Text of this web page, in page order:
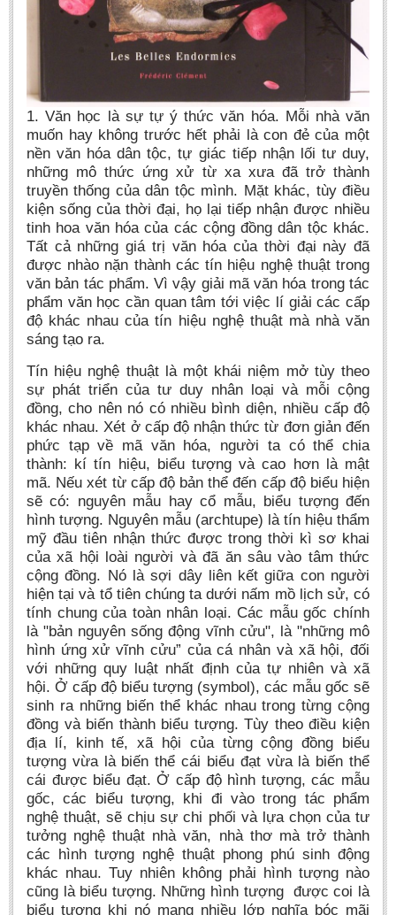
Undergraduate: Regular Degree
Undergraduate: Honor Degree
LITERARY WRITINGS & TRANSLATING
RESEARCH
Sinology & Nom
Linguistics
Vietnamese Folk Culture
Literary Theory & Criticism
Vietnamese Literature
Foreign Literatures & Comparative Literature
Theater and Film
Education
BA, MA, PhD. Theses
CONFERENCE
Studies on Vietnamese and Korean Literature and Films
Modernization process in Japanese literature and in the literatures of
East-Asian region
Studies on Sinology & Nom
Vietnamese and Japanese Literature Viewed from an East Asian
Perspective
To Build a Standard Orthography in Schools and the Media
80 Years of New Poetry and the Self-Reliant Literary Group
ALUMNI
Alumni Association
Scholarship Fund
STUDENT ACTIVITIES
Literature Club
Calligraphy Club
1. Văn học là sự tự ‎ý thức văn hóa. Mỗi nhà văn
muốn hay không trước hết phải là con đẻ của một
nền văn hóa dân tộc, tự giác tiếp nhận lối tư duy,
những mô thức ứng xử từ xa xưa đã trở thành
truyền thống của dân tộc mình. Mặt khác, tùy điều
kiện sống của thời đại, họ lại tiếp nhận được nhiều
tinh hoa văn hóa của các cộng đồng dân tộc khác.
Tất cả những giá trị văn hóa của thời đại này đã
được nhào nặn thành các tín hiệu nghệ thuật trong
văn bản tác phẩm. Vì vậy giải mã văn hóa trong tác
phẩm văn học cần quan tâm tới việc lí giải các cấp
độ khác nhau của tín hiệu nghệ thuật mà nhà văn
sáng tạo ra.
Tín hiệu nghệ thuật là một khái niệm mở tùy theo
sự phát triển của tư duy nhân loại và mỗi cộng
đồng, cho nên nó có nhiều bình diện, nhiều cấp độ
khác nhau. Xét ở cấp độ nhận thức từ đơn giản đến
phức tạp về mã văn hóa, người ta có thể chia
thành: kí tín hiệu, biểu tượng và cao hơn là mật
mã. Nếu xét từ cấp độ bản thể đến cấp độ biểu hiện
sẽ có: nguyên mẫu hay cổ mẫu, biểu tượng đến
hình tượng. Nguyên mẫu (archtupe) là tín hiệu thẩm
mỹ đầu tiên nhận thức được trong thời kì sơ khai
của xã hội loài người và đã ăn sâu vào tâm thức
cộng đồng. Nó là sợi dây liên kết giữa con người
hiện tại và tổ tiên chúng ta dưới nấm mồ lịch sử, có
tính chung của toàn nhân loại. Các mẫu gốc chính
là "bản nguyên sống động vĩnh cửu", là "những mô
hình ứng xử vĩnh cửu” của cá nhân và xã hội, đối
với những quy luật nhất định của tự nhiên và xã
hội. Ở cấp độ biểu tượng (symbol), các mẫu gốc sẽ
sinh ra những biến thể khác nhau trong từng cộng
đồng và biến thành biểu tượng. Tùy theo điều kiện
địa lí, kinh tế, xã hội của từng cộng đồng biểu
tượng vừa là biến thể cái biểu đạt vừa là biến thể
cái được biểu đạt. Ở cấp độ hình tượng, các mẫu
gốc, các biểu tượng, khi đi vào trong tác phẩm
nghệ thuật, sẽ chịu sự chi phối và lựa chọn của tư
tưởng nghệ thuật nhà văn, nhà thơ mà trở thành
các hình tượng nghệ thuật phong phú sinh động
khác nhau. Tuy nhiên không phải hình tượng nào
cũng là biểu tượng. Những hình tượng được coi là
biểu tượng khi nó mang nhiều lớp nghĩa bóc mãi